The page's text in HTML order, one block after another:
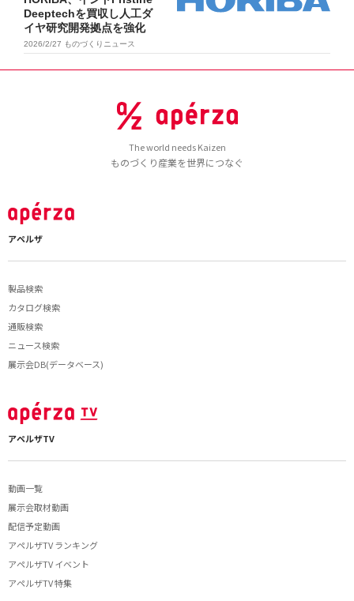
Deeptechを買収し人工ダ
イヤ研究開発拠点を強化
2026/2/27 ものづくりニュース
The world needs Kaizen
ものづくり産業を世界につなぐ
アペルザ
製品検索
カタログ検索
通販検索
ニュース検索
展示会DB(データベース)
アペルザTV
動画一覧
展示会取材動画
配信予定動画
アペルザTV ランキング
アペルザTV イベント
アペルザTV 特集